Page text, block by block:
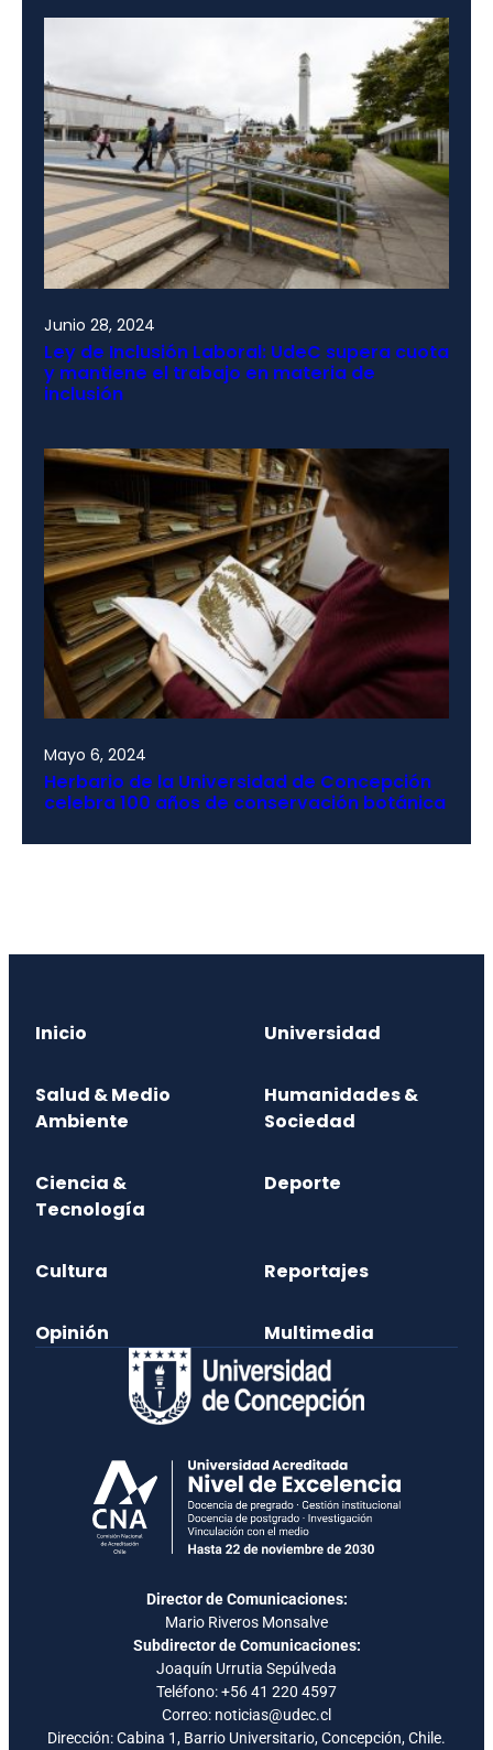
Junio 28, 2024
Ley de Inclusión Laboral: UdeC supera cuota
y mantiene el trabajo en materia de
inclusión
Mayo 6, 2024
Herbario de la Universidad de Concepción
celebra 100 años de conservación botánica
Inicio Universidad
Salud & Medio
Ambiente
Humanidades &
Sociedad
Ciencia &
Tecnología
Deporte
Cultura Reportajes
Opinión Multimedia
Director de Comunicaciones:
Mario Riveros Monsalve
Subdirector de Comunicaciones:
Joaquín Urrutia Sepúlveda
Teléfono:+56 41 220 4597
Correo: noticias@udec.cl
Dirección: Cabina 1, Barrio Universitario, Concepción, Chile.